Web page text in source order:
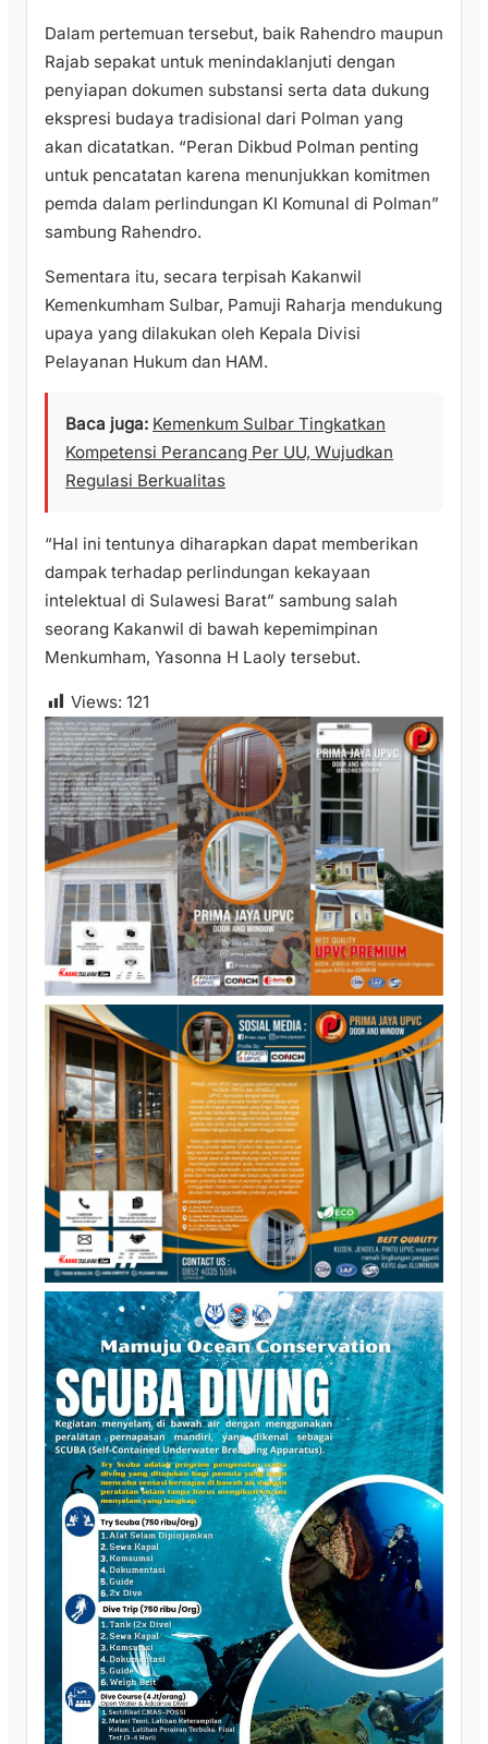
Dalam pertemuan tersebut, baik Rahendro maupun
Rajab sepakat untuk menindaklanjuti dengan
penyiapan dokumen substansi serta data dukung
ekspresi budaya tradisional dari Polman yang
akan dicatatkan. “Peran Dikbud Polman penting
untuk pencatatan karena menunjukkan komitmen
pemda dalam perlindungan KI Komunal di Polman”
sambung Rahendro.
Sementara itu, secara terpisah Kakanwil
Kemenkumham Sulbar, Pamuji Raharja mendukung
upaya yang dilakukan oleh Kepala Divisi
Pelayanan Hukum dan HAM.
Baca juga: Kemenkum Sulbar Tingkatkan
Kompetensi Perancang Per UU, Wujudkan
Regulasi Berkualitas
“Hal ini tentunya diharapkan dapat memberikan
dampak terhadap perlindungan kekayaan
intelektual di Sulawesi Barat” sambung salah
seorang Kakanwil di bawah kepemimpinan
Menkumham, Yasonna H Laoly tersebut.
Views: 121